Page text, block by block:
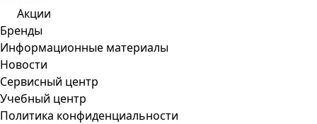
Акции
Бренды
Информационные материалы
Новости
Сервисный центр
Учебный центр
Политика конфиденциальности